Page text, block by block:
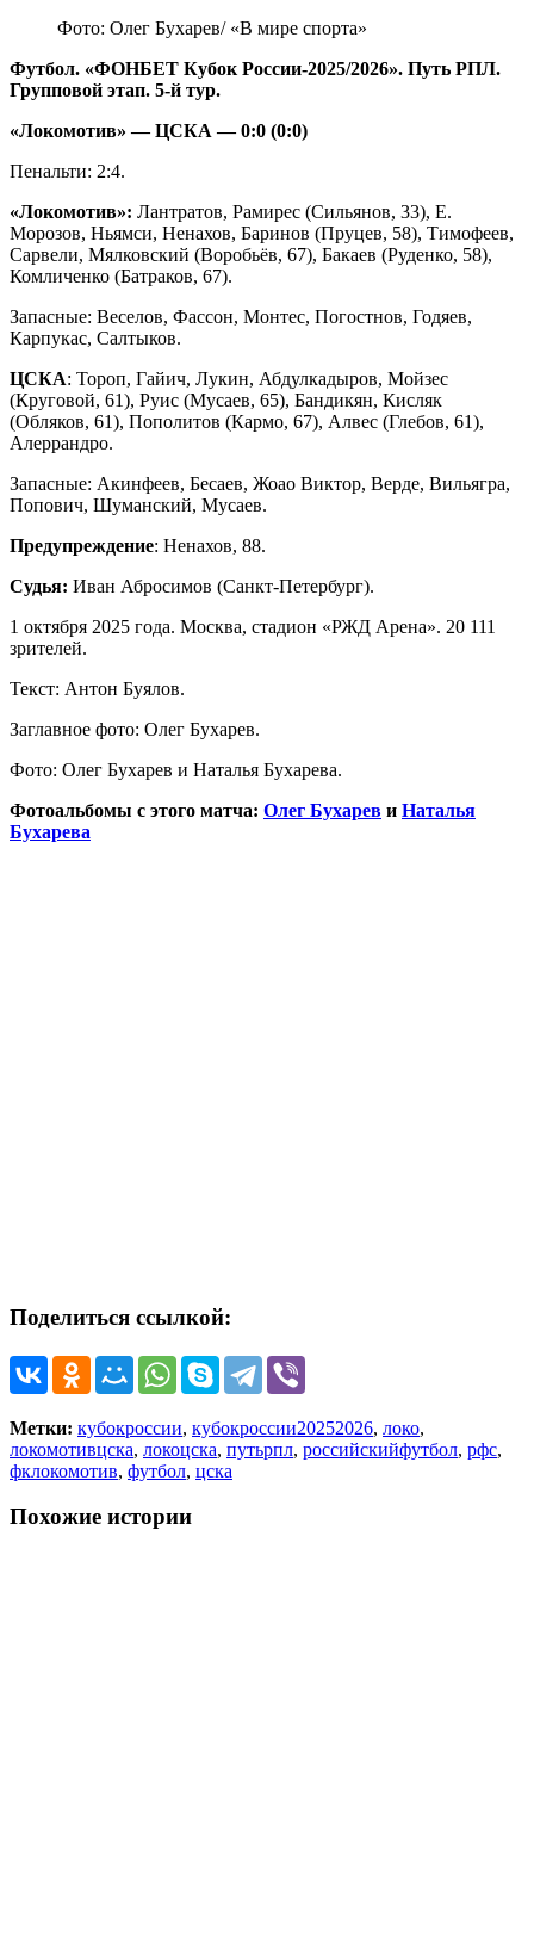
Фото: Олег Бухарев/ «В мире спорта»
Футбол. «ФОНБЕТ Кубок России-2025/2026». Путь РПЛ.
Групповой этап. 5-й тур.
«Локомотив» — ЦСКА — 0:0 (0:0)
Пенальти: 2:4.
«Локомотив»: Лантратов, Рамирес (Сильянов, 33), Е.
Морозов, Ньямси, Ненахов, Баринов (Пруцев, 58), Тимофеев,
Сарвели, Мялковский (Воробьёв, 67), Бакаев (Руденко, 58),
Комличенко (Батраков, 67).
Запасные: Веселов, Фассон, Монтес, Погостнов, Годяев,
Карпукас, Салтыков.
ЦСКА: Тороп, Гайич, Лукин, Абдулкадыров, Мойзес
(Круговой, 61), Руис (Мусаев, 65), Бандикян, Кисляк
(Обляков, 61), Пополитов (Кармо, 67), Алвес (Глебов, 61),
Алеррандро.
Запасные: Акинфеев, Бесаев, Жоао Виктор, Верде, Вильягра,
Попович, Шуманский, Мусаев.
Предупреждение: Ненахов, 88.
Судья: Иван Абросимов (Санкт-Петербург).
1 октября 2025 года. Москва, стадион «РЖД Арена». 20 111
зрителей.
Текст: Антон Буялов.
Заглавное фото: Олег Бухарев.
Фото: Олег Бухарев и Наталья Бухарева.
Фотоальбомы с этого матча: Олег Бухарев и Наталья
Бухарева
Поделиться ссылкой:
Метки: кубокроссии, кубокроссии20252026, локо,
локомотивцска, локоцска, путьрпл, российскийфутбол, рфс,
фклокомотив, футбол, цска
Похожие истории